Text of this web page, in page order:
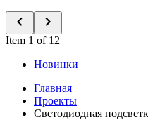
Item 1 of 12
Новинки
Главная
Проекты
Светодиодная